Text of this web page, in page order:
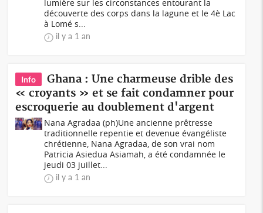
lumière sur les circonstances entourant la
découverte des corps dans la lagune et le 4è Lac
à Lomé s...
il y a 1 an
Info
Ghana : Une charmeuse drible des
« croyants » et se fait condamner pour
escroquerie au doublement d'argent
Nana Agradaa (ph)Une ancienne prêtresse
traditionnelle repentie et devenue évangéliste
chrétienne, Nana Agradaa, de son vrai nom
Patricia Asiedua Asiamah, a été condamnée le
jeudi 03 juillet...
il y a 1 an